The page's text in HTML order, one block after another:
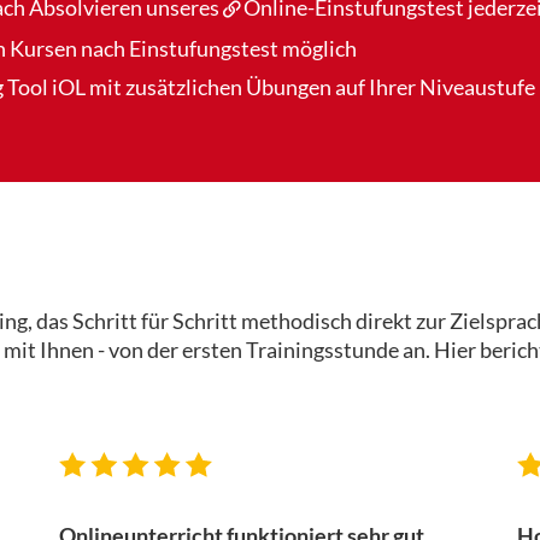
Absolvieren unseres Online-Einstufungstest
nach Einstufungstest möglich
Tool iOLmit zusätzlichen Übungen auf Ihrer
das Schritt für Schritt methodisch direkt zur
Ihnen - von der ersten Trainingsstunde an. Hier